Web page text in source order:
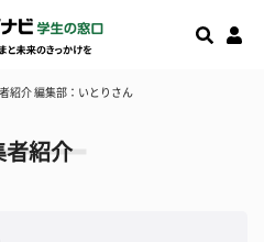
紹介 編集部：いとりさん
者紹介